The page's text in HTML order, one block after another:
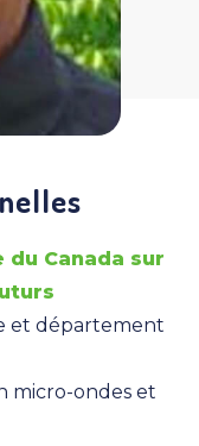
Canada sur
et département
micro-ondes et